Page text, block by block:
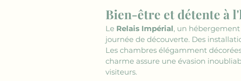
Bien-être et détente à
Le Relais Impérial, un
journée de découverte. Des
Les chambres élégamment
charme assure une évasion
visiteurs.